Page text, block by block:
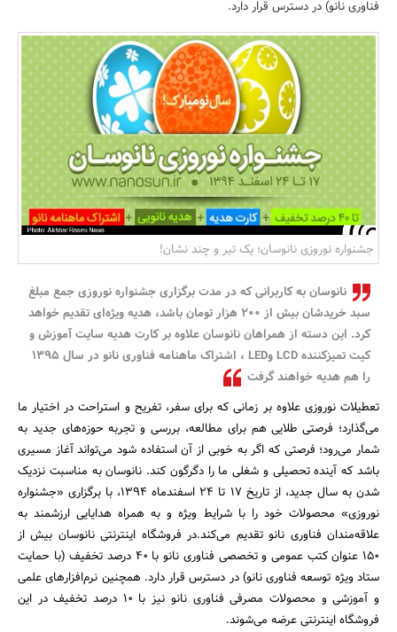
مسکن و ساختمان
فناوری نانو) در دسترس قرار دارد.
جشنواره نوروزی نانوسان؛ یک تیر‌ و‌ چند نشان!
نانوسان به کاربرانی که در مدت برگزاری جشنواره نوروزی جمع مبلغ
سبد خریدشان بیش از 200 هزار تومان باشد، هدیه ویژه‌ای تقدیم خواهد
کرد. این دسته از همراهان نانوسان علاوه بر کارت هدیه سایت آموزش و
کیت تمیزکننده LCD وLED ، اشتراک ماهنامه فناوری نانو در سال 1395
را هم هدیه خواهند گرفت
تعطیلات نوروزی علاوه بر زمانی که برای سفر، تفریح و استراحت در اختیار ما
می‌گذارد؛ فرصتی طلایی هم برای مطالعه، بررسی و تجربه حوزه‌های جدید به
شمار می‌رود؛ فرصتی که اگر به خوبی از آن استفاده شود می‌تواند آغاز مسیری
باشد که آینده تحصیلی و شغلی ما را دگرگون کند. نانوسان به مناسبت نزدیک
شدن به سال جدید، از تاریخ 17 تا 24 اسفندماه 1394، با برگزاری «جشنواره
نوروزی» محصولات خود را با شرایط ویژه و به همراه هدایایی ارزشمند به
علاقه‌مندان فناوری نانو تقدیم می‌کند.در فروشگاه اینترنتی نانوسان بیش از
150 عنوان کتب عمومی و تخصصی فناوری نانو با 40 درصد تخفیف (با حمایت
ستاد ویژه توسعه فناوری نانو) در دسترس قرار دارد. همچنین نرم‌افزار‌های علمی
و آموزشی و محصولات مصرفی فناوری نانو نیز با 10 درصد تخفیف در این
فروشگاه اینترنتی عرضه می‌شوند.